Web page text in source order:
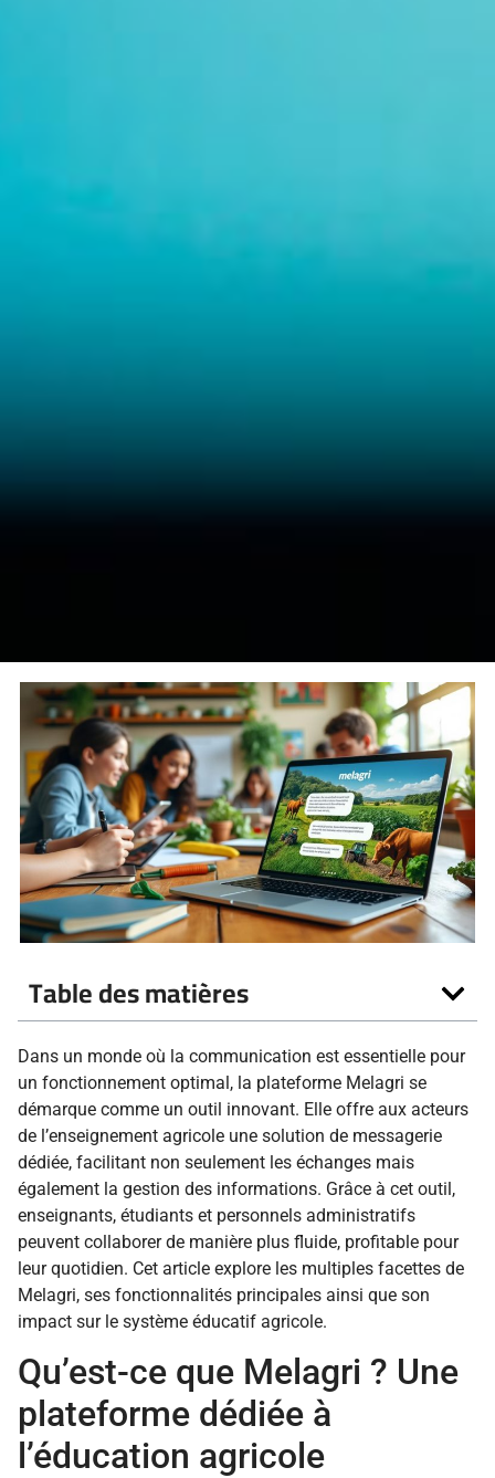
Table des matières
Dans un monde où la communication est essentielle pour
un fonctionnement optimal, la plateforme Melagri se
démarque comme un outil innovant. Elle offre aux acteurs
de l’enseignement agricole une solution de messagerie
dédiée, facilitant non seulement les échanges mais
également la gestion des informations. Grâce à cet outil,
enseignants, étudiants et personnels administratifs
peuvent collaborer de manière plus fluide, profitable pour
leur quotidien. Cet article explore les multiples facettes de
Melagri, ses fonctionnalités principales ainsi que son
impact sur le système éducatif agricole.
Qu’est-ce que Melagri ? Une
plateforme dédiée à
l’éducation agricole